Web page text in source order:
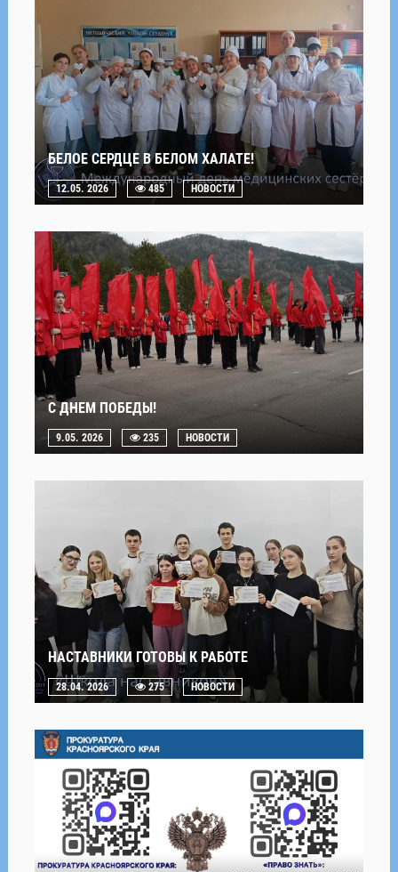
БЕЛОЕ СЕРДЦЕ В БЕЛОМ ХАЛАТЕ!
12.05. 2026 485 НОВОСТИ
С ДНЕМ ПОБЕДЫ!
9.05. 2026 235 НОВОСТИ
НАСТАВНИКИ ГОТОВЫ К РАБОТЕ
28.04. 2026 275 НОВОСТИ